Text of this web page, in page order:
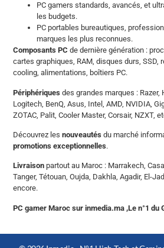
PC gamers standards, avancés, et
les budgets.
PC portables bureautiques,
marques les plus reconnues.
Composants PC de dernière génération :
cartes graphiques, RAM, disques durs, SSD,
cooling, alimentations, boîtiers PC.
Périphériques des grandes marques : Razer,
Logitech, BenQ, Asus, Intel, AMD, NVIDIA,
ZOTAC, Palit, Cooler Master, Corsair, NZXT,
Découvrez lesnouveautés du marché
promotions exceptionnelles.
Livraison partout au Maroc : Marrakech,
Tanger, Tétouan, Oujda, Dakhla, Agadir, El-
encore.
PC gamer Maroc sur inmedia.ma ,Le n°1 du